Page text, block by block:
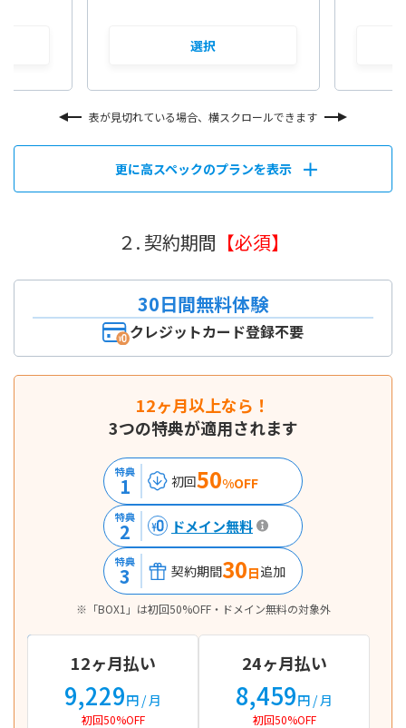
選択
表が見切れている場合、横スクロールできます
更に高スペックのプランを表示
２. 契約期間 【必須】
30日間無料体験
クレジットカード登録不要
12ヶ月以上なら！
3つの特典が適用されます
特典
1 初回50%OFF
特典
2 ドメイン無料
特典
3 契約期間30日追加
※「BOX1」は初回50%OFF・ドメイン無料の対象外
12ヶ月払い
9,229円 / 月
初回50%OFF
24ヶ月払い
8,459円 / 月
初回50%OFF